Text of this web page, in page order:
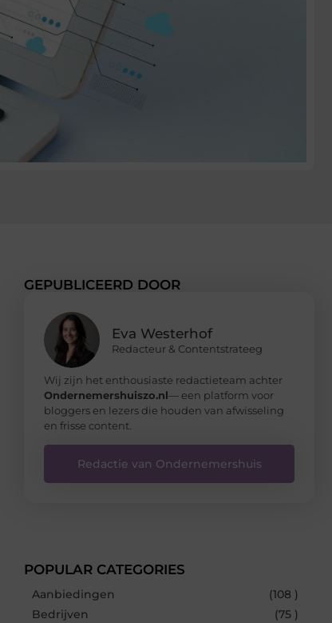
GEPUBLICEERD DOOR
Eva Westerhof
Redacteur & Contentstrateeg
Wij zijn het enthousiaste redactieteam achter
Ondernemershuiszo.nl— een platform voor
bloggers en lezers die houden van afwisseling
en frisse content.
Redactie van Ondernemershuis
POPULAR CATEGORIES
Aanbiedingen
(108 )
Bedrijven
(75 )